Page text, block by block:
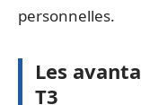
personnelles.
Les
T3